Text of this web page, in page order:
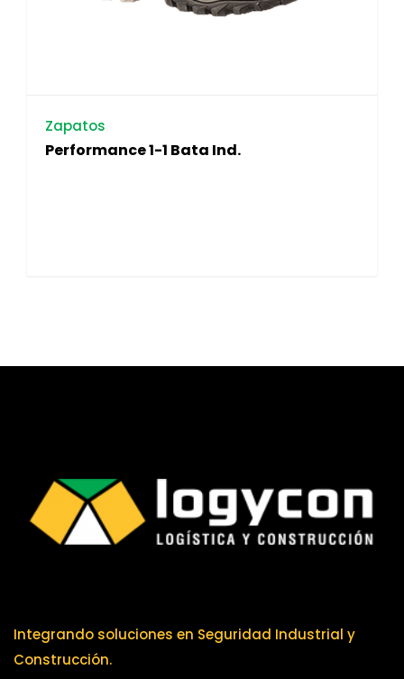
Zapatos
Performance 1-1 Bata Ind.
Integrando soluciones en Seguridad Industrial y
Construcción.